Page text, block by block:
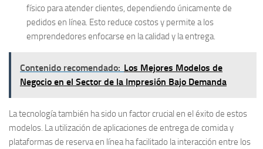
físico para atender clientes, dependiendo únicamente de
pedidos en línea. Esto reduce costos y permite a los
emprendedores enfocarse en la calidad y la entrega.
Contenido recomendado: Los Mejores Modelos de
Negocio en el Sector de la Impresión Bajo Demanda
La tecnología también ha sido un factor crucial en el éxito de estos
modelos. La utilización de aplicaciones de entrega de comiday
plataformas de reserva en línea ha facilitado la interacción entre los